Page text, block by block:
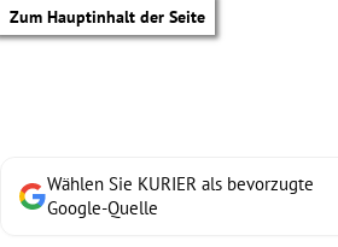
Zum Hauptinhalt der Seite
Wählen Sie KURIER als bevorzugte
Google-Quelle